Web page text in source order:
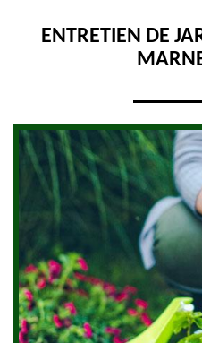
ENTRETIEN DE